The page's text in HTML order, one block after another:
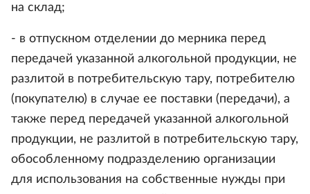
на склад;
- в отпускном отделении до мерника перед
передачей указанной алкогольной продукции, не
разлитой в потребительскую тару, потребителю
(покупателю) в случае ее поставки (передачи), а
также перед передачей указанной алкогольной
продукции, не разлитой в потребительскую тару,
обособленному подразделению организации
для использования на собственные нужды при